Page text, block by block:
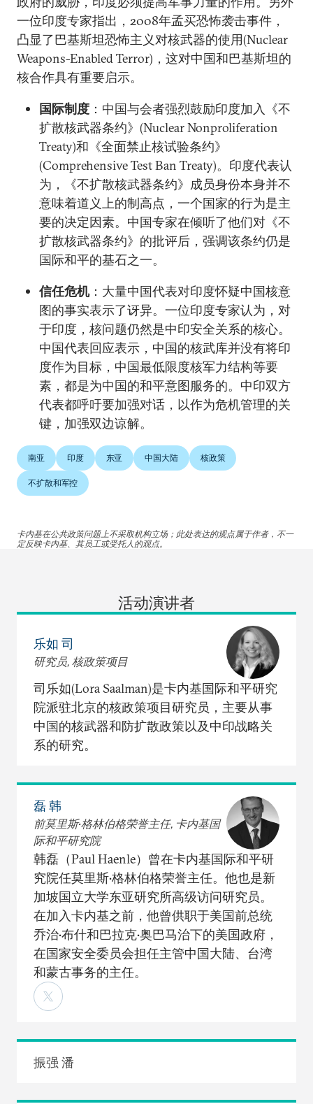
一位印度专家指出，2008年孟买恐怖袭击事件，
凸显了巴基斯坦恐怖主义对核武器的使用(Nuclear
Weapons-Enabled Terror)，这对中国和巴基斯坦的
核合作具有重要启示。
国际制度 ：中国与会者强烈鼓励印度加入《不
扩散核武器条约》(Nuclear Nonproliferation
Treaty)和《全面禁止核试验条约》
(Comprehensive Test Ban Treaty)。印度代表认
为，《不扩散核武器条约》成员身份本身并不
意味着道义上的制高点，一个国家的行为是主
要的决定因素。中国专家在倾听了他们对《不
扩散核武器条约》的批评后，强调该条约仍是
国际和平的基石之一。
信任危机：大量中国代表对印度怀疑中国核意
图的事实表示了讶异。一位印度专家认为，对
于印度，核问题仍然是中印安全关系的核心。
中国代表回应表示，中国的核武库并没有将印
度作为目标，中国最低限度核军力结构等要
素，都是为中国的和平意图服务的。中印双方
代表都呼吁要加强对话，以作为危机管理的关
键，加强双边谅解。
南亚 印度 东亚 中国大陆 核政策
不扩散和军控
卡内基在公共政策问题上不采取机构立场；此处表达的观点属于作者，不一
定反映卡内基、其员工或受托人的观点。
活动演讲者
乐如 司
研究员, 核政策项目
司乐如(Lora Saalman)是卡内基国际和平研究
院派驻北京的核政策项目研究员，主要从事
中国的核武器和防扩散政策以及中印战略关
系的研究。
磊 韩
前莫里斯•格林伯格荣誉主任, 卡内基国
际和平研究院
韩磊（Paul Haenle）曾在卡内基国际和平研
究院任莫里斯•格林伯格荣誉主任。他也是新
加坡国立大学东亚研究所高级访问研究员。
在加入卡内基之前，他曾供职于美国前总统
乔治•布什和巴拉克•奥巴马治下的美国政府，
在国家安全委员会担任主管中国大陆、台湾
和蒙古事务的主任。
振强 潘